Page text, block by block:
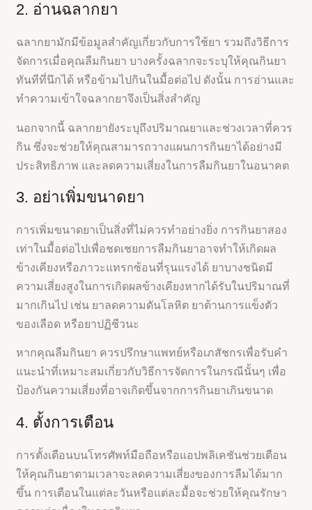
2. อ่านฉลากยา
ฉลากยามักมีข้อมูลสำคัญเกี่ยวกับการใช้ยา รวมถึงวิธีการ
จัดการเมื่อคุณลืมกินยา บางครั้งฉลากจะระบุให้คุณกินยา
ทันทีที่นึกได้ หรือข้ามไปกินในมื้อต่อไป ดังนั้น การอ่านและ
ทำความเข้าใจฉลากยาจึงเป็นสิ่งสำคัญ
นอกจากนี้ ฉลากยายังระบุถึงปริมาณยาและช่วงเวลาที่ควร
กิน ซึ่งจะช่วยให้คุณสามารถวางแผนการกินยาได้อย่างมี
ประสิทธิภาพ และลดความเสี่ยงในการลืมกินยาในอนาคต
3. อย่าเพิ่มขนาดยา
การเพิ่มขนาดยาเป็นสิ่งที่ไม่ควรทำอย่างยิ่ง การกินยาสอง
เท่าในมื้อต่อไปเพื่อชดเชยการลืมกินยาอาจทำให้เกิดผล
ข้างเคียงหรือภาวะแทรกซ้อนที่รุนแรงได้ ยาบางชนิดมี
ความเสี่ยงสูงในการเกิดผลข้างเคียงหากได้รับในปริมาณที่
มากเกินไป เช่น ยาลดความดันโลหิต ยาต้านการแข็งตัว
ของเลือด หรือยาปฏิชีวนะ
หากคุณลืมกินยา ควรปรึกษาแพทย์หรือเภสัชกรเพื่อรับคำ
แนะนำที่เหมาะสมเกี่ยวกับวิธีการจัดการในกรณีนั้นๆ เพื่อ
ป้องกันความเสี่ยงที่อาจเกิดขึ้นจากการกินยาเกินขนาด
4. ตั้งการเตือน
การตั้งเตือนบนโทรศัพท์มือถือหรือแอปพลิเคชันช่วยเตือน
ให้คุณกินยาตามเวลาจะลดความเสี่ยงของการลืมได้มาก
ขึ้น การเตือนในแต่ละวันหรือแต่ละมื้อจะช่วยให้คุณรักษา